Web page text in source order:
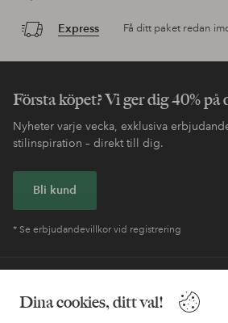
Dina cookies, ditt val!
Express Få ditt paket redan
Första köpet? Vi ger dig 40% på
Nyheter varje vecka, exklusiva
stilinspiration – direkt till dig.
Bli kund
* Se erbjudandevillkor vid registrering
I vår FAQ hittar du svaren på de